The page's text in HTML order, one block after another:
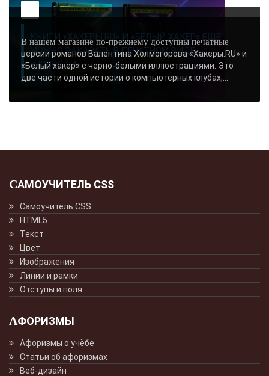
КНИГИ «ХАКЕРЫ.RU» И «БЕЛЫЙ ХАКЕР» ЕЩЕ
МОЖНО ЗАКАЗАТЬ В ПЕЧАТНОМ ВИДЕ -
«НОВОСТИ»..
В нашем магазине по-прежнему доступны печатные
версии романов Валентина Холмогорова «Хакеры.RU» и
«Белый хакер» с черно-белыми иллюстрациями. Это
две части одной истории о компьютерных клубах,...
САМОУЧИТЕЛЬ CSS
Самоучитель CSS
HTML5
Текст
Цвет
Изображения
Линии и рамки
Отступы и поля
АФОРИЗМЫ
Афоризмы о учёбе
Статьи об афоризмах
Веб-дизайн